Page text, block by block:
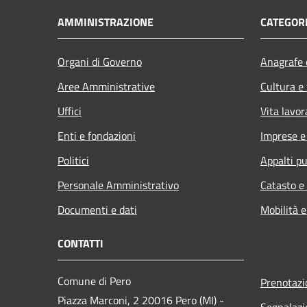
AMMINISTRAZIONE
Organi di Governo
Aree Amministrative
Uffici
Enti e fondazioni
Politici
Personale Amministrativo
Documenti e dati
Cultura
Vita
Imprese
Appalti
Catasto
Mobilità
CONTATTI
Comune di Pero
Piazza Marconi, 2 20016 Pero (MI) -